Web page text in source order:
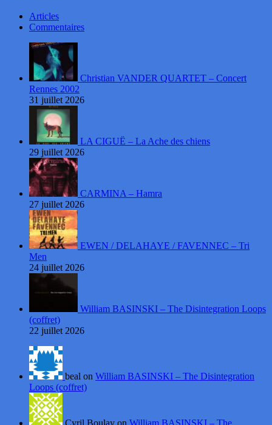
Articles
Commentaires
Christian VANDER QUARTET – Concert
Rennes 2002
31 juillet 2026
LA CIGUË – La Ache des chiens
29 juillet 2026
CARMINA – Hamra
27 juillet 2026
EWEN / DELAHAYE / FAVENNEC – Tri
Men
24 juillet 2026
William BASINSKI – The Disintegration Loops
(coffret)
22 juillet 2026
beal on William BASINSKI – The Disintegration
Loops (coffret)